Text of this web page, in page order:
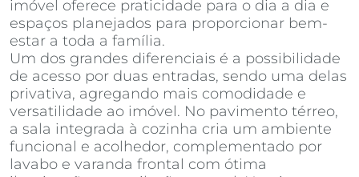
imóvel oferece praticidade para o dia a dia e
espaços planejados para proporcionar bem-
estar a toda a família.
Um dos grandes diferenciais é a possibilidade
de acesso por duas entradas, sendo uma delas
privativa, agregando mais comodidade e
versatilidade ao imóvel. No pavimento térreo,
a sala integrada à cozinha cria um ambiente
funcional e acolhedor, complementado por
lavabo e varanda frontal com ótima